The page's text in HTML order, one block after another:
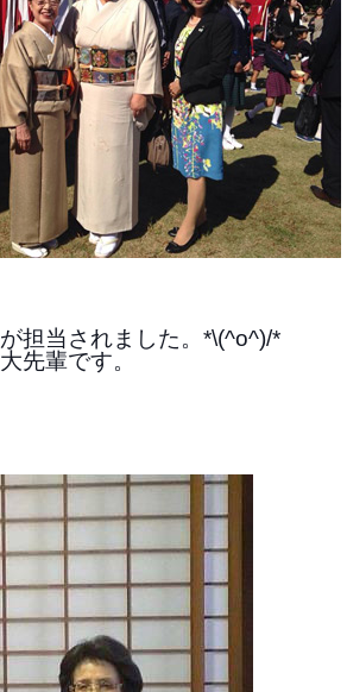
担当されました。*\(^o^)/*
先輩です。